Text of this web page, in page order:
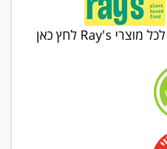
לכל מוצרי Ray's לחץ כאן